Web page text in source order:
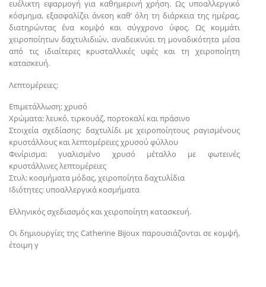
ευέλικτη εφαρμογή για καθημερινή χρήση. Ως υποαλλεργικό
κόσμημα, εξασφαλίζει άνεση καθ’ όλη τη διάρκεια της ημέρας,
διατηρώντας ένα κομψό και σύγχρονο ύφος. Ως κομμάτι
χειροποίητων δαχτυλιδιών, αναδεικνύει τη μοναδικότητα μέσα
από τις ιδιαίτερες κρυσταλλικές υφές και τη χειροποίητη
κατασκευή.
Λεπτομέρειες:
Επιμετάλλωση: χρυσό
Χρώματα: λευκό, τιρκουάζ, πορτοκαλί και πράσινο
Στοιχεία σχεδίασης: δαχτυλίδι με χειροποίητους ραγισμένους
κρυστάλλους και λεπτομέρειες χρυσού φύλλου
Φινίρισμα: γυαλισμένο χρυσό μέταλλο με φωτεινές
κρυστάλλινες λεπτομέρειες
Στυλ: κοσμήματα μόδας, χειροποίητα δαχτυλίδια
Ιδιότητες: υποαλλεργικά κοσμήματα
Ελληνικός σχεδιασμός και χειροποίητη κατασκευή.
Οι δημιουργίες της Catherine Bijoux παρουσιάζονται σε κομψή,
έτοιμη γ